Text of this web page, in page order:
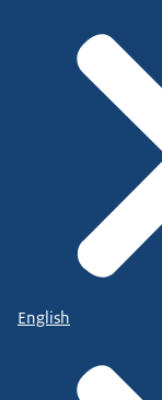
English